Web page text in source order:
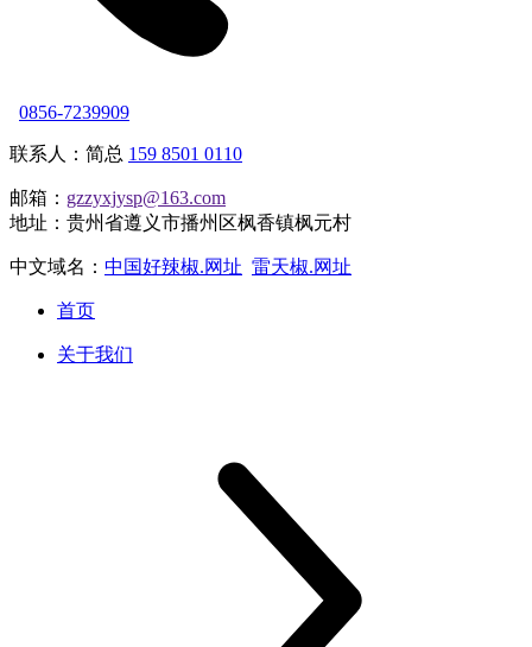
0856-7239909
联系人：简总 159 8501 0110
邮箱： gzzyxjysp@163.com
地址：贵州省遵义市播州区枫香镇枫元村
中文域名： 中国好辣椒.网址 雷天椒.网址
首页
关于我们